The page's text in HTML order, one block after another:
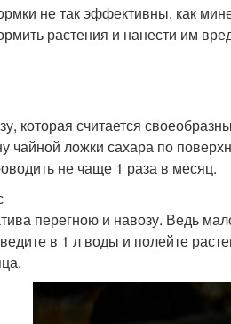
не так эффективны, как
растения и нанести им
которая считается
чайной ложки сахара по
не чаще 1 раза в месяц.
перегною и навозу. Ведь
в 1 л воды и полейте